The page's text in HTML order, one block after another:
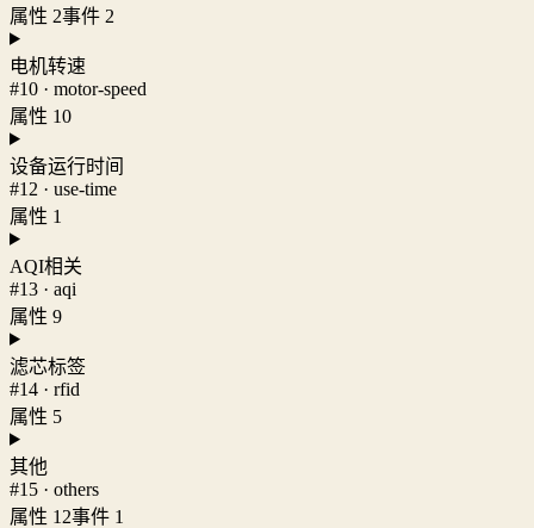
属性 2事件 2
电机转速
#10 · motor-speed
属性 10
设备运行时间
#12 · use-time
属性 1
AQI相关
#13 · aqi
属性 9
滤芯标签
#14 · rfid
属性 5
其他
#15 · others
属性 12事件 1